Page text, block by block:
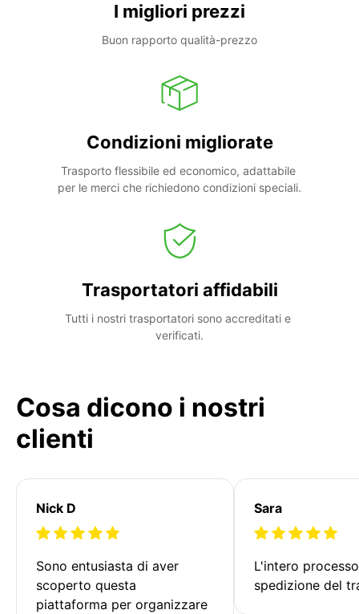
I migliori prezzi
Buon rapporto qualità-prezzo
Condizioni migliorate
Trasporto flessibile ed economico, adattabile
per le merci che richiedono condizioni speciali.
Trasportatori affidabili
Tutti i nostri trasportatori sono accreditati e
verificati.
Cosa dicono i nostri
clienti
Nick D
Sono entusiasta di aver
scoperto questa
piattaforma per organizzare
Sara
L'intero
spedizione del